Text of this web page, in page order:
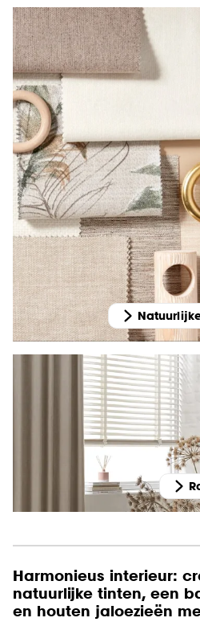
Harmonieus interieur:
natuurlijke tinten, een
en houten jaloezieën